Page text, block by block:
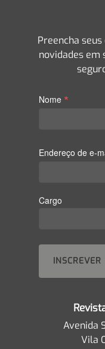
Preencha
novidades em
Nome *
Endereço de e-
Cargo
Avenida
Vila